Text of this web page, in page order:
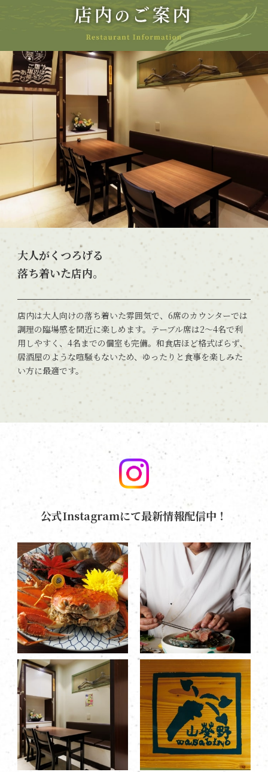
大人がくつろげる
落ち着いた店内。
店内は大人向けの落ち着いた雰囲気で、6席のカウンターでは
調理の臨場感を間近に楽しめます。テーブル席は2〜4名で利
用しやすく、4名までの個室も完備。和食店ほど格式ばらず、
居酒屋のような喧騒もないため、ゆったりと食事を楽しみた
い方に最適です。
公式Instagramにて最新情報配信中！